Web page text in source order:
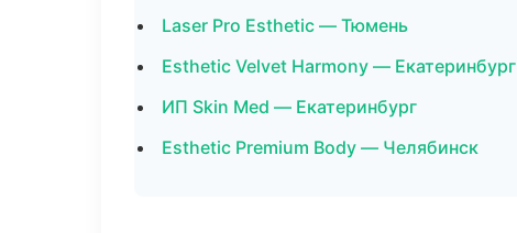
Laser Pro Esthetic — Тюмень
Esthetic Velvet Harmony — Екатеринбург
ИП Skin Med — Екатеринбург
Esthetic Premium Body — Челябинск